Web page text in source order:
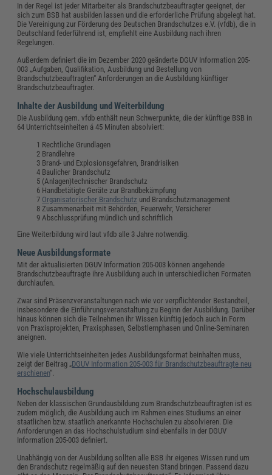
In der Regel ist jeder Mitarbeiter als Brandschutzbeauftragter geeignet, der
sich zum BSB hat ausbilden lassen und die erforderliche Prüfung abgelegt hat.
Die Vereinigung zur Förderung des Deutschen Brandschutzes e.V. (vfdb), die in
Deutschland federführend ist, empfiehlt eine Ausbildung nach ihren
Regelungen.
Außerdem definiert die im Dezember 2020 geänderte DGUV Information 205-
003 „Aufgaben, Qualifikation, Ausbildung und Bestellung von
Brandschutzbeauftragten“ Anforderungen an die Ausbildung künftiger
Brandschutzbeauftragter.
Inhalte der Ausbildung und Weiterbildung
Die Ausbildung gem. vfdb enthält neun Schwerpunkte, die der künftige BSB in
64 Unterrichtseinheiten á 45 Minuten absolviert:
Rechtliche Grundlagen
Brandlehre
Brand- und Explosionsgefahren, Brandrisiken
Baulicher Brandschutz
(Anlagen)technischer Brandschutz
Handbetätigte Geräte zur Brandbekämpfung
Organisatorischer Brandschutz und Brandschutzmanagement
Zusammenarbeit mit Behörden, Feuerwehr, Versicherer
Abschlussprüfung mündlich und schriftlich
Eine Weiterbildung wird laut vfdb alle 3 Jahre notwendig.
Neue Ausbildungsformate
Mit der aktualisierten DGUV Information 205-003 können angehende
Brandschutzbeauftragte ihre Ausbildung auch in unterschiedlichen Formaten
durchlaufen.
Zwar sind Präsenzveranstaltungen nach wie vor verpflichtender Bestandteil,
insbesondere die Einführungsveranstaltung zu Beginn der Ausbildung. Darüber
hinaus können sich die Teilnehmen ihr Wissen künftig jedoch auch in Form
von Praxisprojekten, Praxisphasen, Selbstlernphasen und Online-Seminaren
aneignen.
Wie viele Unterrichtseinheiten jedes Ausbildungsformat beinhalten muss,
zeigt der Beitrag „DGUV Information 205-003 für Brandschutzbeauftragte neu
erschienen“.
Hochschulausbildung
Neben der klassischen Grundausbildung zum Brandschutzbeauftragten ist es
zudem möglich, die Ausbildung auch im Rahmen eines Studiums an einer
staatlichen bzw. staatlich anerkannte Hochschulen zu absolvieren. Die
Anforderungen an das Hochschulstudium sind ebenfalls in der DGUV
Information 205-003 definiert.
Unabhängig von der Ausbildung sollten alle BSB ihr eigenes Wissen rund um
den Brandschutz regelmäßig auf den neuesten Stand bringen. Passend dazu